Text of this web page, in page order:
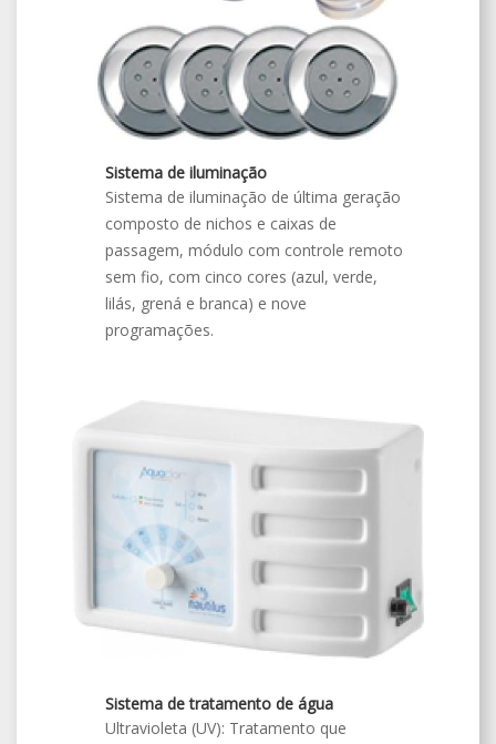
Sistema de iluminação
Sistema de iluminação de última geração
composto de nichos e caixas de
passagem, módulo com controle remoto
sem fio, com cinco cores (azul, verde,
lilás, grená e branca) e nove
programações.
Sistema de tratamento de água
Ultravioleta (UV): Tratamento que